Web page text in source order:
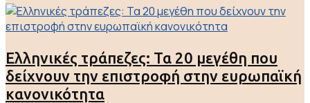
Ελληνικές τράπεζες: Τα 20 μεγέθη που
δείχνουν την επιστροφή στην ευρωπαϊκή
κανονικότητα